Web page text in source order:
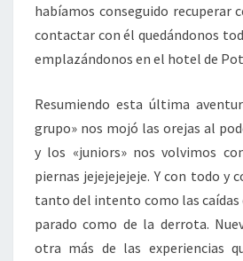
habíamos conseguido recuperar
contactar con él quedándonos
emplazándonos en el hotel de
Resumiendo esta última
grupo» nos mojó las orejas al
y los «juniors» nos volvimos
piernas jejejejejeje. Y con todo y
tanto del intento como las caídas
parado como de la derrota.
otra más de las experiencias